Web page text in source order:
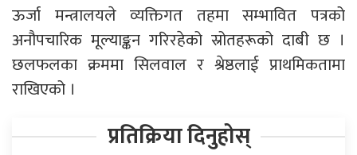
ऊर्जा मन्त्रालयले व्यक्तिगत तहमा सम्भावित पत्रको
अनौपचारिक मूल्याङ्कन गरिरहेको स्रोतहरूको दाबी छ ।
छलफलका क्रममा सिलवाल र श्रेष्ठलाई प्राथमिकतामा
राखिएको ।
प्रतिक्रिया दिनुहोस्